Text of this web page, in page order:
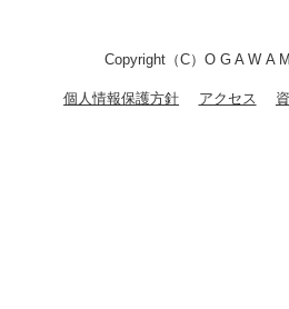
Copyright（C）
個人情報保護方針 アクセス